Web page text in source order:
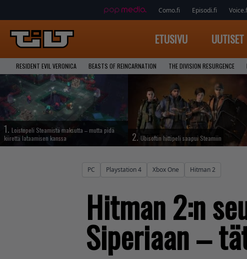
Como.fi Episodi.fi
ETUSIVU UUTISET
RESIDENT EVIL VERONICA BEASTS OF REINCARNATION THE DIVISION RESURGENCE
1. Loistopeli Steamistä maksutta – mutta pidä
kiirettä lataamisen kanssa
2. Ubisoftin hittipeli saapui Steamiin
PC Playstation 4 Xbox One Hitman 2
Hitman 2:n
Siperiaan –